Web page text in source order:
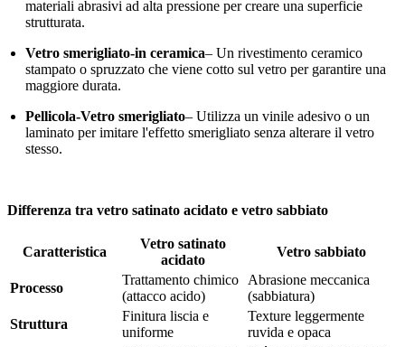
materiali abrasivi ad alta pressione per creare una superficie
strutturata.
Vetro smerigliato-in ceramica– Un rivestimento ceramico
stampato o spruzzato che viene cotto sul vetro per garantire una
maggiore durata.
Pellicola-Vetro smerigliato– Utilizza un vinile adesivo o un
laminato per imitare l'effetto smerigliato senza alterare il vetro
stesso.
Differenza tra vetro satinato acidato e vetro sabbiato
Caratteristica
Vetro satinato
acidato
Vetro sabbiato
Processo
Trattamento chimico
(attacco acido)
Abrasione meccanica
(sabbiatura)
Struttura
Finitura liscia e
uniforme
Texture leggermente
ruvida e opaca